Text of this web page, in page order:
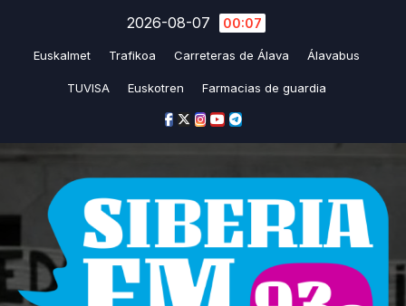
2026-08-07 00:07
Euskalmet Trafikoa Carreteras de Álava Álavabus
TUVISA Euskotren Farmacias de guardia